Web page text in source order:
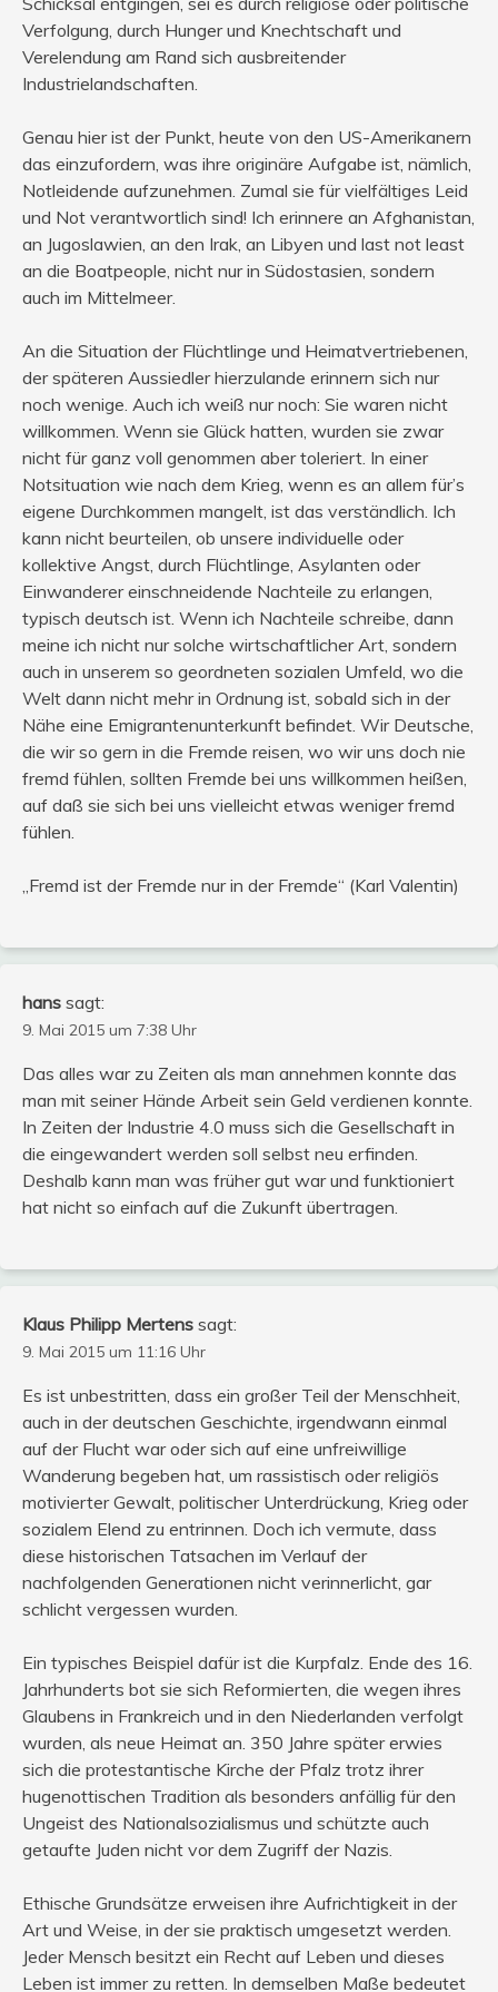
Verfolgung, durch Hunger und Knechtschaft und
Verelendung am Rand sich ausbreitender
Industrielandschaften.
Genau hier ist der Punkt, heute von den US-Amerikanern
das einzufordern, was ihre originäre Aufgabe ist, nämlich,
Notleidende aufzunehmen. Zumal sie für vielfältiges Leid
und Not verantwortlich sind! Ich erinnere an Afghanistan,
an Jugoslawien, an den Irak, an Libyen und last not least
an die Boatpeople, nicht nur in Südostasien, sondern
auch im Mittelmeer.
An die Situation der Flüchtlinge und Heimatvertriebenen,
der späteren Aussiedler hierzulande erinnern sich nur
noch wenige. Auch ich weiß nur noch: Sie waren nicht
willkommen. Wenn sie Glück hatten, wurden sie zwar
nicht für ganz voll genommen aber toleriert. In einer
Notsituation wie nach dem Krieg, wenn es an allem für’s
eigene Durchkommen mangelt, ist das verständlich. Ich
kann nicht beurteilen, ob unsere individuelle oder
kollektive Angst, durch Flüchtlinge, Asylanten oder
Einwanderer einschneidende Nachteile zu erlangen,
typisch deutsch ist. Wenn ich Nachteile schreibe, dann
meine ich nicht nur solche wirtschaftlicher Art, sondern
auch in unserem so geordneten sozialen Umfeld, wo die
Welt dann nicht mehr in Ordnung ist, sobald sich in der
Nähe eine Emigrantenunterkunft befindet. Wir Deutsche,
die wir so gern in die Fremde reisen, wo wir uns doch nie
fremd fühlen, sollten Fremde bei uns willkommen heißen,
auf daß sie sich bei uns vielleicht etwas weniger fremd
fühlen.
„Fremd ist der Fremde nur in der Fremde“ (Karl Valentin)
hans sagt:
9. Mai 2015 um 7:38 Uhr
Das alles war zu Zeiten als man annehmen konnte das
man mit seiner Hände Arbeit sein Geld verdienen konnte.
In Zeiten der Industrie 4.0 muss sich die Gesellschaft in
die eingewandert werden soll selbst neu erfinden.
Deshalb kann man was früher gut war und funktioniert
hat nicht so einfach auf die Zukunft übertragen.
Klaus Philipp Mertens sagt:
9. Mai 2015 um 11:16 Uhr
Es ist unbestritten, dass ein großer Teil der Menschheit,
auch in der deutschen Geschichte, irgendwann einmal
auf der Flucht war oder sich auf eine unfreiwillige
Wanderung begeben hat, um rassistisch oder religiös
motivierter Gewalt, politischer Unterdrückung, Krieg oder
sozialem Elend zu entrinnen. Doch ich vermute, dass
diese historischen Tatsachen im Verlauf der
nachfolgenden Generationen nicht verinnerlicht, gar
schlicht vergessen wurden.
Ein typisches Beispiel dafür ist die Kurpfalz. Ende des 16.
Jahrhunderts bot sie sich Reformierten, die wegen ihres
Glaubens in Frankreich und in den Niederlanden verfolgt
wurden, als neue Heimat an. 350 Jahre später erwies
sich die protestantische Kirche der Pfalz trotz ihrer
hugenottischen Tradition als besonders anfällig für den
Ungeist des Nationalsozialismus und schützte auch
getaufte Juden nicht vor dem Zugriff der Nazis.
Ethische Grundsätze erweisen ihre Aufrichtigkeit in der
Art und Weise, in der sie praktisch umgesetzt werden.
Jeder Mensch besitzt ein Recht auf Leben und dieses
Leben ist immer zu retten. In demselben Maße bedeutet